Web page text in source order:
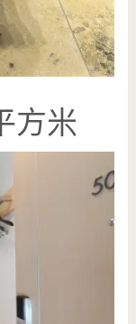
方米